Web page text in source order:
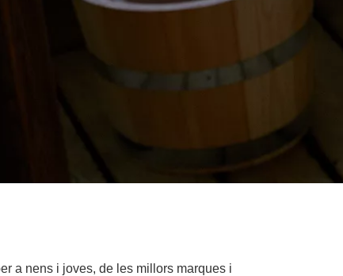
a nens i joves, de les millors marques i